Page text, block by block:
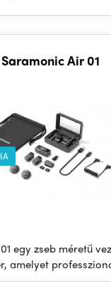
Saramonic Air 01
egy zseb méretű
amelyet